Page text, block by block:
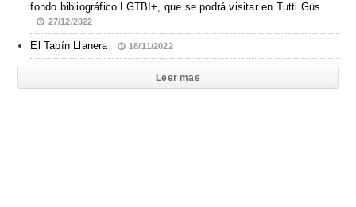
fondo bibliográfico LGTBI+, que se podrá visitar en Tutti Gus
27/12/2022
El Tapín Llanera 18/11/2022
Leer mas